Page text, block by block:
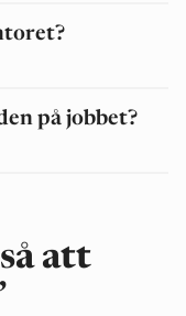
på jobbet?
att